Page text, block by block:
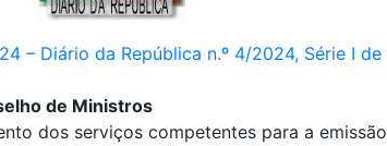
– Diário da República n.º 4/2024, Série I de
de Ministros
dos serviços competentes para a emissão